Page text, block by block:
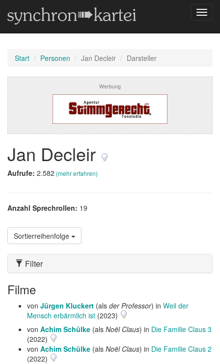
Start Personen Jan Decleir Darsteller
Werbung
Jan Decleir
Aufrufe: 2.582 (mehr erfahren)
Anzahl Sprechrollen: 19
Sortierreihenfolge
Filter
Filme
von Jürgen Kluckert (als der Professor) in Weil der
Mensch erbärmlich ist (2023)
von Achim Schülke (als Noël Claus) in Die Familie Claus 3
(2022)
von Achim Schülke (als Noël Claus) in Die Familie Claus 2
(2022)